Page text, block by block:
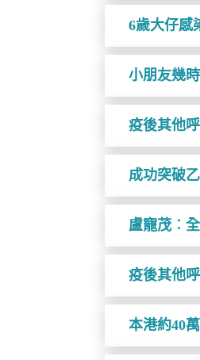
6歲大仔感
小朋友幾
疫後其他
成功突破
盧寵茂︰
疫後其他
本港約40